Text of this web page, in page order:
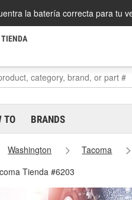
la batería correcta para tu
TIENDA
TO BRANDS
Washington Tacoma
Tienda #6203